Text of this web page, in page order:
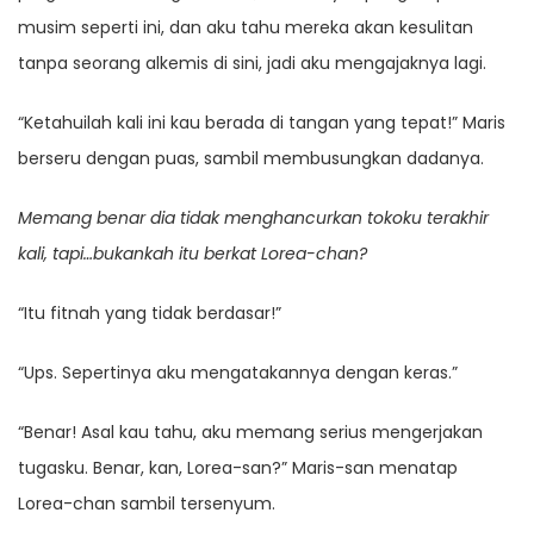
musim seperti ini, dan aku tahu mereka akan kesulitan
tanpa seorang alkemis di sini, jadi aku mengajaknya lagi.
“Ketahuilah kali ini kau berada di tangan yang tepat!” Maris
berseru dengan puas, sambil membusungkan dadanya.
Memang benar dia tidak menghancurkan tokoku terakhir
kali, tapi…bukankah itu berkat Lorea-chan?
“Itu fitnah yang tidak berdasar!”
“Ups. Sepertinya aku mengatakannya dengan keras.”
“Benar! Asal kau tahu, aku memang serius mengerjakan
tugasku. Benar, kan, Lorea-san?” Maris-san menatap
Lorea-chan sambil tersenyum.